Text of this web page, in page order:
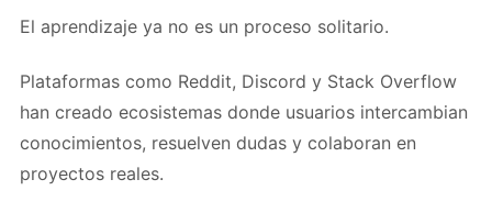
El aprendizaje ya no es un proceso solitario.
Plataformas como Reddit, Discord y Stack Overflow
han creado ecosistemas donde usuarios intercambian
conocimientos, resuelven dudas y colaboran en
proyectos reales.